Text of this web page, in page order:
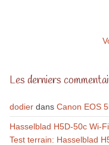
Les derniers
dodierdans Canon EOS
Hasselblad H5D-50c Wi-
Test terrain: Hasselblad